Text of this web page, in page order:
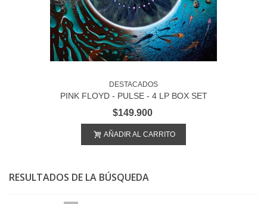
DESTACADOS
PINK FLOYD - PULSE - 4 LP BOX SET
$149.900
AÑADIR AL CARRITO
RESULTADOS DE LA BÚSQUEDA